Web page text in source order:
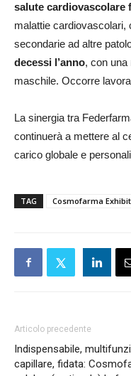
salute cardiovascolare
malattie cardiovascolari,
secondarie ad altre
decessi l’anno, con una
maschile. Occorre
La sinergia tra
continuerà a mettere al
carico globale e
TAG Cosmofarma
Articolo precedente
Indispensabile,
capillare, fidata: